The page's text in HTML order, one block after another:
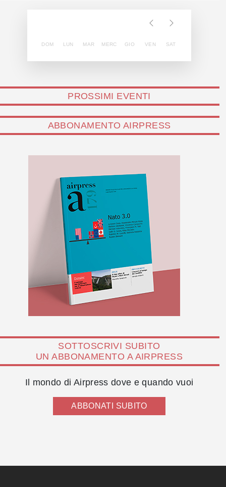
DOM LUN MAR MERC GIO VEN SAT
PROSSIMI EVENTI
ABBONAMENTO AIRPRESS
SOTTOSCRIVI SUBITO
UN ABBONAMENTO A AIRPRESS
Il mondo di Airpress dove e quando vuoi
ABBONATI SUBITO